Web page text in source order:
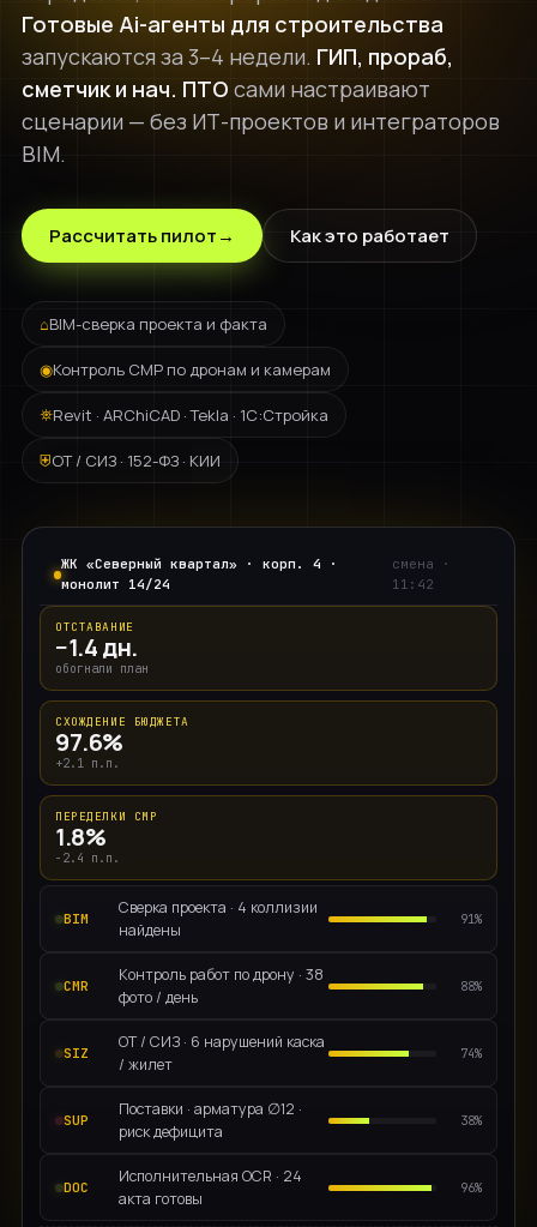
AiST White Label
Брендированная ИИ-платформа
Мобильное приложение
AiST Ai для iOS и Android
Промышленность
Банкинг
ИТ
Строительство
Телеком
Нефтегаз
Госсектор
Студент
НАПРАВЛЕНИЯ
HR
Бухгалтерия
Закупки
Разработка ПО
Юридическое дело
AiST Analytic
Анализ больших массивов данных
Модерация и детекция
Ai-анализ контента и чувствительных данных
AiST Agent
Самостоятельный алгоритмизированный Ai-агент
LLM
Чат с Ai-моделями
Готовые Ai-агенты для строительства
запускаются за 3–4 недели. ГИП, прораб,
сметчик и нач. ПТО сами настраивают
сценарии — без ИТ-проектов и интеграторов
BIM.
Рассчитать пилот→ Как это работает
⌂BIM-сверка проекта и факта
◉Контроль СМР по дронам и камерам
⛯Revit · ARChiCAD · Tekla · 1С:Стройка
⛨ОТ / СИЗ · 152-ФЗ · КИИ
ЖК «Северный квартал» · корп. 4 ·
монолит 14/24
смена ·
11:42
ОТСТАВАНИЕ
−1.4 дн.
обогнали план
СХОЖДЕНИЕ БЮДЖЕТА
97.6%
+2.1 п.п.
ПЕРЕДЕЛКИ СМР
1.8%
−2.4 п.п.
BIM
Сверка проекта · 4 коллизии
найдены
91%
CMR
Контроль работ по дрону · 38
фото / день
88%
SIZ
ОТ / СИЗ · 6 нарушений каска
/ жилет
74%
SUP
Поставки · арматура ∅12 ·
риск дефицита
38%
DOC
Исполнительная ОCR · 24
акта готовы
96%